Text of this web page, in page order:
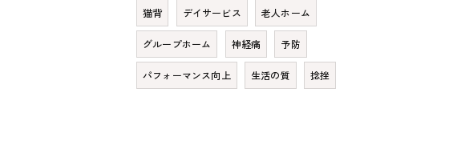
猫背 デイサービス 老人ホーム
グループホーム 神経痛 予防
パフォーマンス向上 生活の質 捻挫